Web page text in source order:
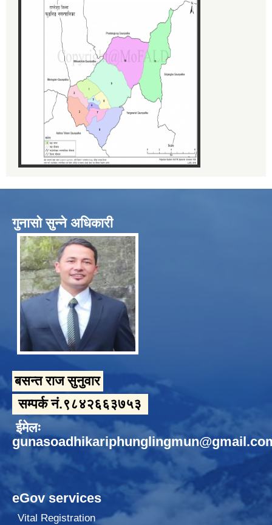
गुनासो सुन्ने अधिकारी
बसन्त राज सुनुवार
सम्पर्क नं.९८४२६६३७५३
ईमेलः
eGov services
Vital Registration